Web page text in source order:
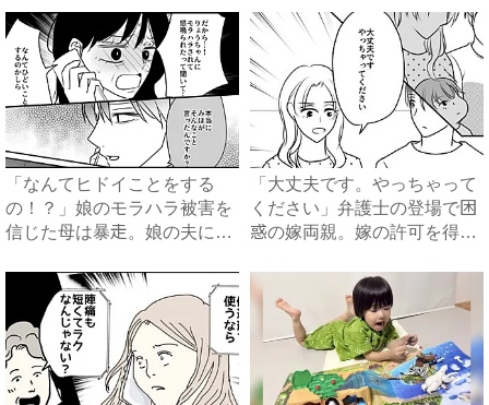
「なんてヒドイことをする
の！？」娘のモラハラ被害を
信じた母は暴走。娘の夫に電
「大丈夫です。やっちゃって
ください」弁護士の登場で困
惑の嫁両親。嫁の許可を得た